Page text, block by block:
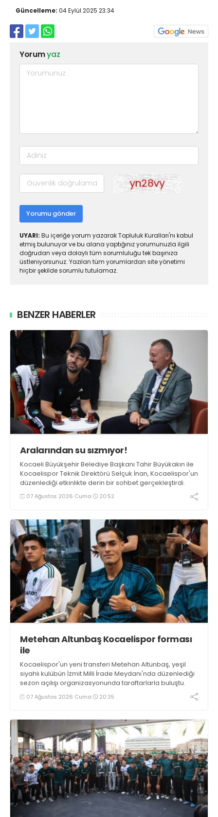
Güncelleme: 04 Eylül 2025 23:34
Yorumyaz
Yorumu gönder
UYARI: Bu içeriğe yorum yazarak Topluluk Kuralları'nı kabul
etmiş bulunuyor ve bu alana yaptığınız yorumunuzla ilgili
doğrudan veya dolaylı tüm sorumluluğu tek başınıza
üstleniyorsunuz. Yazılan tüm yorumlardan site yönetimi
hiçbir şekilde sorumlu tutulamaz.
BENZER HABERLER
Aralarından su sızmıyor!
Kocaeli Büyükşehir Belediye Başkanı Tahir Büyükakın ile
Kocaelispor Teknik Direktörü Selçuk İnan, Kocaelispor'un
düzenlediği etkinlikte derin bir sohbet gerçekleştirdi.
07 Ağustos 2026 Cuma 20:52
Metehan Altunbaş Kocaelispor forması
ile
Kocaelispor'un yeni transferi Metehan Altunbaş, yeşil
siyahlı kulübün İzmit Milli İrade Meydanı'nda düzenlediği
sezon açılışı organizasyonunda taraftarlarla buluştu.
07 Ağustos 2026 Cuma 20:35